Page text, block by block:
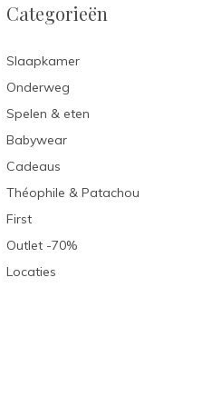
Categorieën
Slaapkamer
Onderweg
Spelen & eten
Babywear
Cadeaus
Théophile & Patachou
First
Outlet -70%
Locaties